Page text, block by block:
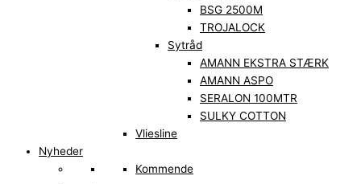
BSG 2500M
TROJALOCK
Sytråd
AMANN EKSTRA STÆRK
AMANN ASPO
SERALON 100MTR
SULKY COTTON
Vliesline
Nyheder
Kommende